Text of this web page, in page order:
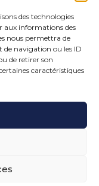
des technologies
aux informations des
nous permettra de
de navigation ou les ID
de retirer son
caractéristiques
Quincy